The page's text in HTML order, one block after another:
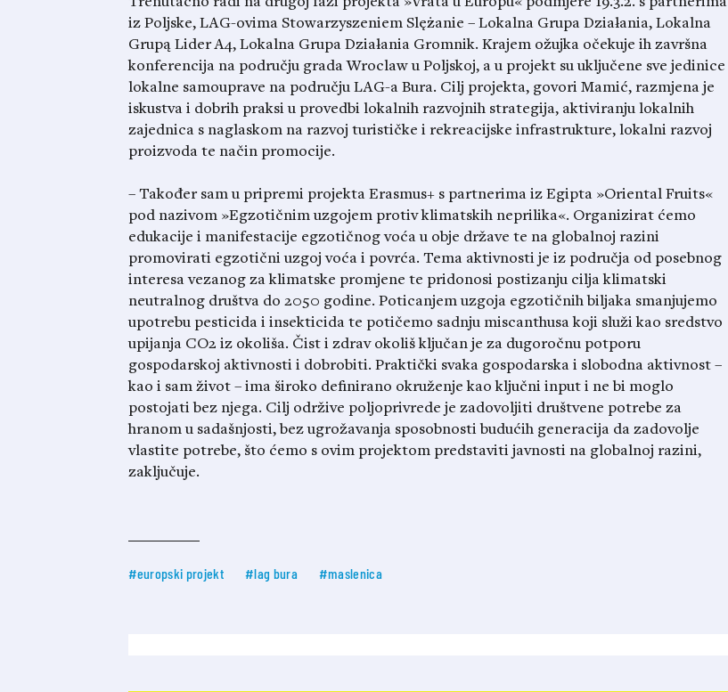
iz Poljske, LAG-ovima Stowarzyszeniem Slężanie – Lokalna Grupa Działania, Lokalna
Grupą Lider A4, Lokalna Grupa Działania Gromnik. Krajem ožujka očekuje ih završna
konferencija na području grada Wroclaw u Poljskoj, a u projekt su uključene sve jedinice
lokalne samouprave na području LAG-a Bura. Cilj projekta, govori Mamić, razmjena je
iskustva i dobrih praksi u provedbi lokalnih razvojnih strategija, aktiviranju lokalnih
zajednica s naglaskom na razvoj turističke i rekreacijske infrastrukture, lokalni razvoj
proizvoda te način promocije.
– Također sam u pripremi projekta Erasmus+ s partnerima iz Egipta »Oriental Fruits«
pod nazivom »Egzotičnim uzgojem protiv klimatskih neprilika«. Organizirat ćemo
edukacije i manifestacije egzotičnog voća u obje države te na globalnoj razini
promovirati egzotični uzgoj voća i povrća. Tema aktivnosti je iz područja od posebnog
interesa vezanog za klimatske promjene te pridonosi postizanju cilja klimatski
neutralnog društva do 2050 godine. Poticanjem uzgoja egzotičnih biljaka smanjujemo
upotrebu pesticida i insekticida te potičemo sadnju miscanthusa koji služi kao sredstvo
upijanja CO2 iz okoliša. Čist i zdrav okoliš ključan je za dugoročnu potporu
gospodarskoj aktivnosti i dobrobiti. Praktički svaka gospodarska i slobodna aktivnost –
kao i sam život – ima široko definirano okruženje kao ključni input i ne bi moglo
postojati bez njega. Cilj održive poljoprivrede je zadovoljiti društvene potrebe za
hranom u sadašnjosti, bez ugrožavanja sposobnosti budućih generacija da zadovolje
vlastite potrebe, što ćemo s ovim projektom predstaviti javnosti na globalnoj razini,
zaključuje.
#europski projekt #lag bura #maslenica